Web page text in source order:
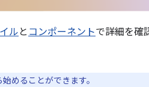
ル と コンポーネントで詳細を確
始めることができます。